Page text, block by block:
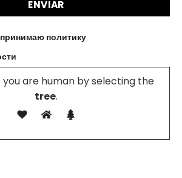
политику
you are human by selecting the
tree.